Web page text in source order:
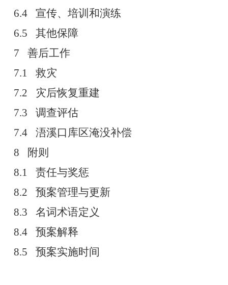
6.4 宣传、培训和演练
6.5 其他保障
7 善后工作
7.1 救灾
7.2 灾后恢复重建
7.3 调查评估
7.4 浯溪口库区淹没补偿
8 附则
8.1 责任与奖惩
8.2 预案管理与更新
8.3 名词术语定义
8.4 预案解释
8.5 预案实施时间